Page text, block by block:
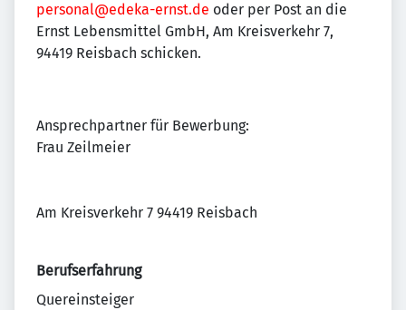
personal@edeka-ernst.de oder per Post an die
Ernst Lebensmittel GmbH, Am Kreisverkehr 7,
94419 Reisbach schicken.
Ansprechpartner für Bewerbung:
Frau Zeilmeier
Am Kreisverkehr 7 94419 Reisbach
Berufserfahrung
Quereinsteiger